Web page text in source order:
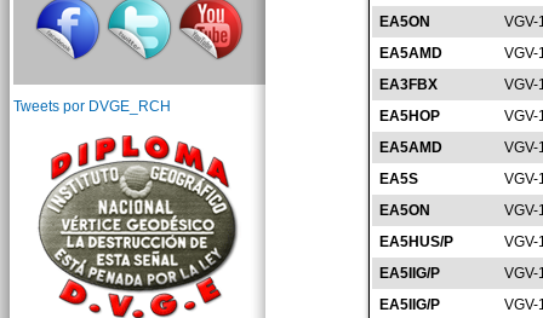
EA5ON
VGV-
EA5AMD
VGV-
EA3FBX
VGV-
EA5HOP
VGV-
EA5AMD
VGV-
EA5S
VGV-
EA5ON
VGV-
EA5HUS/P
VGV-
EA5IIG/P
VGV-
EA5IIG/P
VGV-
Tweets por DVGE_RCH